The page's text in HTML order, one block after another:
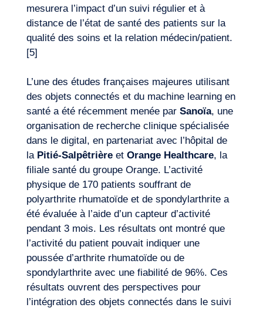
Nous contacter
FR
mesurera l’impact d’un suivi régulier et à
distance de l’état de santé des patients sur la
qualité des soins et la relation médecin/patient.
[5]
L’une des études françaises majeures utilisant
des objets connectés et du machine learning en
santé a été récemment menée par Sanoïa, une
organisation de recherche clinique spécialisée
dans le digital, en partenariat avec l’hôpital de
la Pitié-Salpêtrièreet Orange Healthcare, la
filiale santé du groupe Orange. L’activité
physique de 170 patients souffrant de
polyarthrite rhumatoïde et de spondylarthrite a
été évaluée à l’aide d’un capteur d’activité
pendant 3 mois. Les résultats ont montré que
l’activité du patient pouvait indiquer une
poussée d’arthrite rhumatoïde ou de
spondylarthrite avec une fiabilité de 96%. Ces
résultats ouvrent des perspectives pour
l’intégration des objets connectés dans le suivi